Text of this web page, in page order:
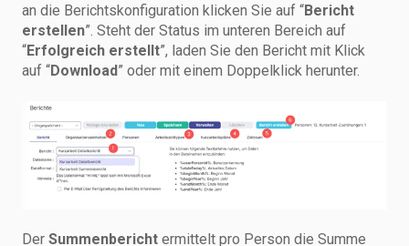
an die Berichtskonfiguration klicken Sie auf “Bericht
erstellen”. Steht der Status im unteren Bereich auf
“Erfolgreich erstellt”, laden Sie den Bericht mit Klick
auf “Download” oder mit einem Doppelklick herunter.
Der Summenbericht ermittelt pro Person die Summe